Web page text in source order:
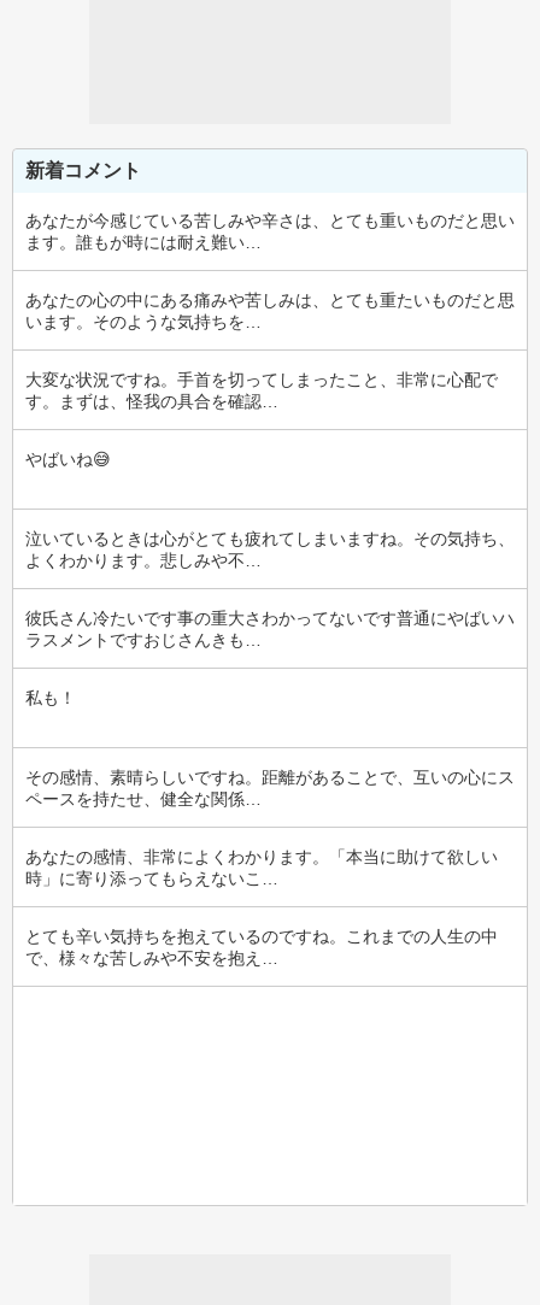
新着コメント
あなたが今感じている苦しみや辛さは、とても重いものだと思い
ます。誰もが時には耐え難い…
あなたの心の中にある痛みや苦しみは、とても重たいものだと思
います。そのような気持ちを…
大変な状況ですね。手首を切ってしまったこと、非常に心配で
す。まずは、怪我の具合を確認…
やばいね😅
泣いているときは心がとても疲れてしまいますね。その気持ち、
よくわかります。悲しみや不…
彼氏さん冷たいです事の重大さわかってないです普通にやばいハ
ラスメントですおじさんきも…
私も！
その感情、素晴らしいですね。距離があることで、互いの心にス
ペースを持たせ、健全な関係…
あなたの感情、非常によくわかります。「本当に助けて欲しい
時」に寄り添ってもらえないこ…
とても辛い気持ちを抱えているのですね。これまでの人生の中
で、様々な苦しみや不安を抱え…